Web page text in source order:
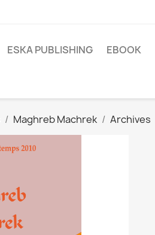
ESKA PUBLISHING EBOOK
Maghreb Machrek Archives